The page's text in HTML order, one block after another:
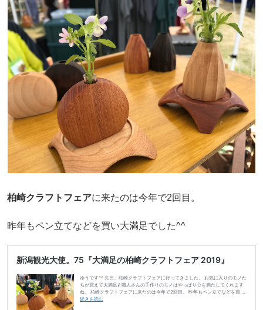
柏崎クラフトフェアに来たのは今年で2回目。
昨年もペン立てなどを買い大満足でした^^